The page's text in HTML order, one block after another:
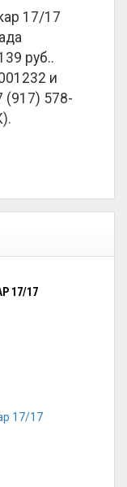
17/17
руб..
и
(917) 578-
17/17